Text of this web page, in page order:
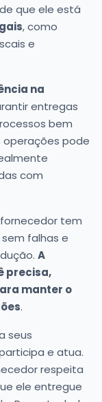
que ele está
, como
e
na
entregas
bem
operações pode
com
tem
falhas e
A
precisa,
manter o
.
seus
e atua.
respeita
ele entregue